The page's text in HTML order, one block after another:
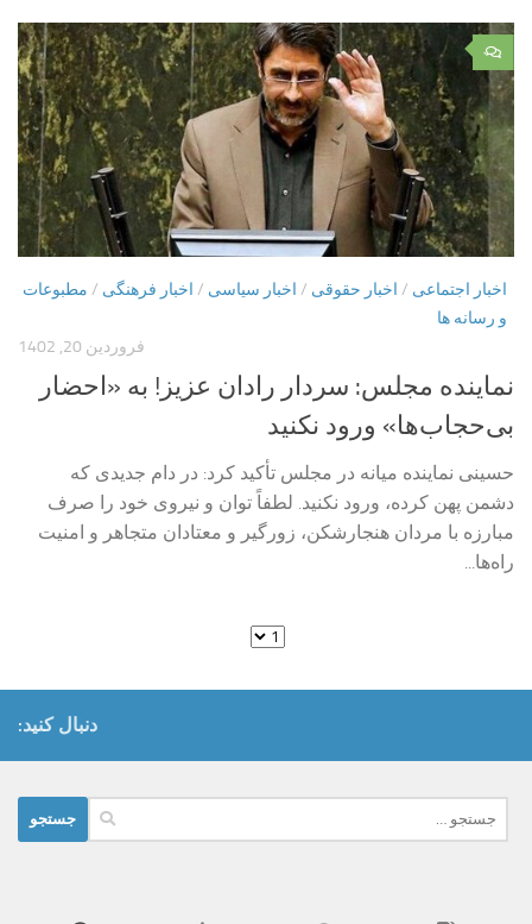
۰
اخبار اجتماعی / اخبار حقوقی / اخبار سیاسی / اخبار فرهنگی / مطبوعات
و رسانه ها
فروردین 20, 1402
نماینده مجلس: سردار رادان عزیز! به «احضار
بی‌حجاب‌ها» ورود نکنید
حسینی نماینده میانه در مجلس تأکید کرد: در دام جدیدی که
دشمن پهن کرده، ورود نکنید. لطفاً توان و نیروی خود را صرف
مبارزه با مردان هنجارشکن، زورگیر و معتادان متجاهر و امنیت
راه‌ها...
دنبال کنید:
برای: